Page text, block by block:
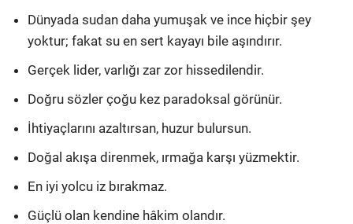
Dünyada sudan daha yumuşak ve ince hiçbir şey
yoktur; fakat su en sert kayayı bile aşındırır.
Gerçek lider, varlığı zar zor hissedilendir.
Doğru sözler çoğu kez paradoksal görünür.
İhtiyaçlarını azaltırsan, huzur bulursun.
Doğal akışa direnmek, ırmağa karşı yüzmektir.
En iyi yolcu iz bırakmaz.
Güçlü olan kendine hâkim olandır.